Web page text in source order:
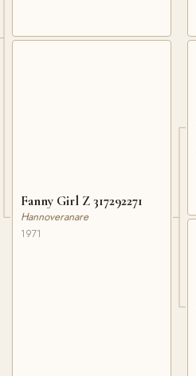
Fanny Girl Z 317292271
Hannoveranare
1971